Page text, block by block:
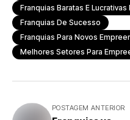
Franquias Baratas E Lucrativas
Franquias De Sucesso
Franquias Para Novos
Melhores Setores Para
POSTAGEM ANTERIOR